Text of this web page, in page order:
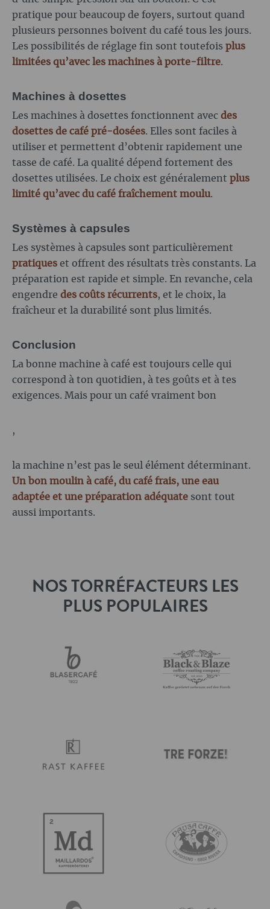
pratique pour beaucoup de foyers, surtout quand
plusieurs personnes boivent du café tous les jours.
Les possibilités de réglage fin sont toutefois plus
limitées qu’avec les machines à porte-filtre.
Machines à dosettes
Les machines à dosettes fonctionnent avec des
dosettes de café pré-dosées. Elles sont faciles à
utiliser et permettent d’obtenir rapidement une
tasse de café. La qualité dépend fortement des
dosettes utilisées. Le choix est généralement plus
limité qu’avec du café fraîchement moulu.
Systèmes à capsules
Les systèmes à capsules sont particulièrement
pratiques et offrent des résultats très constants. La
préparation est rapide et simple. En revanche, cela
engendre des coûts récurrents, et le choix, la
fraîcheur et la durabilité sont plus limités.
Conclusion
La bonne machine à café est toujours celle qui
correspond à ton quotidien, à tes goûts et à tes
exigences. Mais pour un café vraiment bon
,
la machine n’est pas le seul élément déterminant.
Un bon moulin à café, du café frais, une eau
adaptée et une préparation adéquate sont tout
aussi importants.
NOS TORRÉFACTEURS LES
PLUS POPULAIRES